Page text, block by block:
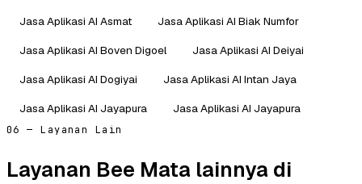
Jasa Aplikasi AI Asmat
Jasa Aplikasi AI Biak Numfor
Jasa Aplikasi AI Boven Digoel
Jasa Aplikasi AI Deiyai
Jasa Aplikasi AI Dogiyai
Jasa Aplikasi AI Intan Jaya
Jasa Aplikasi AI Jayapura
Jasa Aplikasi AI Jayapura
06 — Layanan Lain
Layanan Bee Mata lainnya di